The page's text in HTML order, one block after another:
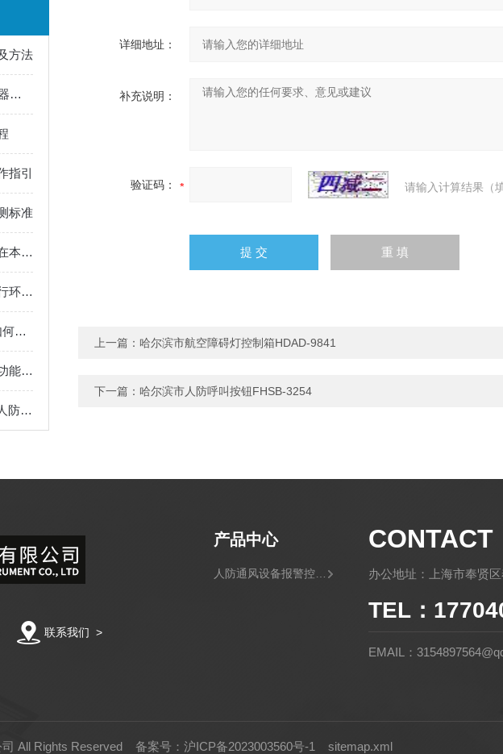
方法
BFS4700型人防化学毒剂报警器是重要技术屏障
指引
标准
智能三防显示屏边缘计算能力在本地数据可视化与预警分析中的应用
如何选择适合的生物报警器进行环境监测？
RFP-1000型人防过滤吸收器如何提升防护设施的整体效能？
核生化监测防护系统的构成与功能详解
维护与校准：确保RFQC01型人防生物报警器长期有效
详细地址：
补充说明：
验证码： 请输入计算结果（
上一篇： 哈尔滨市航空障碍灯控制箱HDAD-9841
下一篇： 哈尔滨市人防呼叫按钮FHSB-3254
联系我们 >
产品中心 CONTACT
办公地址：上海市奉贤
TEL：
EMAIL：
司 All Rights Reserved 备案号：沪ICP备2023003560号-1 sitemap.xml